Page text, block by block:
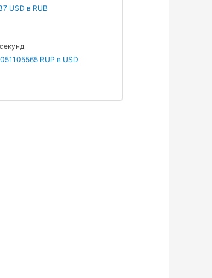
USD в RUB
RUP в USD